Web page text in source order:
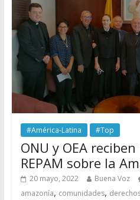
#América-Latina #Top
ONU y OEA
REPAM sobre la
20 mayo, 2022 Buena Voz
amazonía, comunidades,